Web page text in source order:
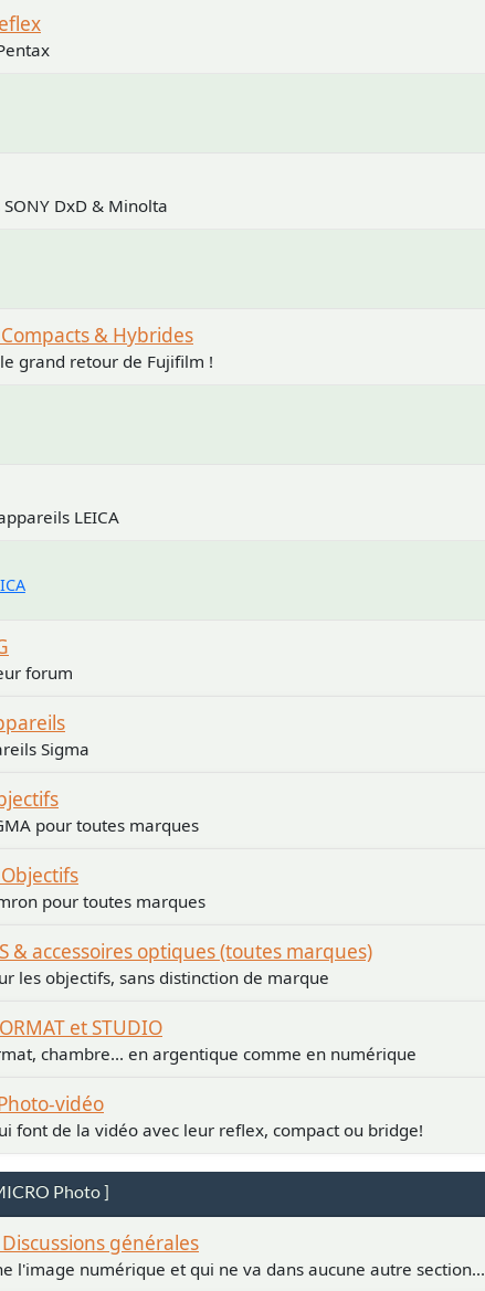
DxD & Minolta
& Hybrides
grand retour de Fujifilm !
LEICA
forum
Sigma
pour toutes marques
pour toutes marques
& accessoires optiques (toutes marques)
les objectifs, sans distinction de marque
et STUDIO
chambre... en argentique comme en numérique
vidéo
font de la vidéo avec leur reflex, compact ou bridge!
Photo ]
Discussions générales
l'image numérique et qui ne va dans aucune autre section...